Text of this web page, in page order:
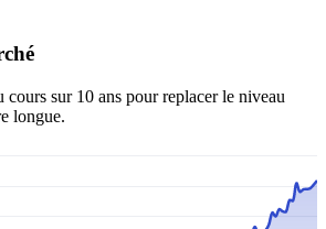
sur 10 ans pour replacer le niveau
longue.